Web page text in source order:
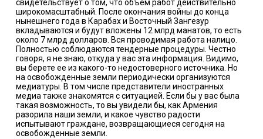
свидетельствует о том, что объем работ действительно
широкомасштабный. После окончания войны до конца
нынешнего года в Карабах и Восточный Зангезур
вкладываются и будут вложены 12 млрд манатов, то есть
около 7 млрд долларов. Вся проводимая работа налицо.
Полностью соблюдаются тендерные процедуры. Честно
говоря, я не знаю, откуда у вас эта информация. Видимо,
вы берете ее из какого-то недостоверного источника. Но
на освобожденные земли периодически организуются
медиатуры. В том числе представители иностранных
медиа также знакомятся с ситуацией. Если бы у вас была
такая возможность, то вы увидели бы, как Армения
разорила наши земли, и какое чувство радости
испытывают граждане, возвращающиеся сегодня на
освобожденные земли.